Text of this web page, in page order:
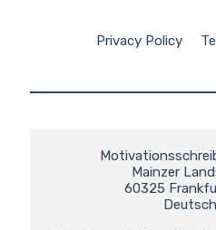
Privacy Policy
Mainzer
60325